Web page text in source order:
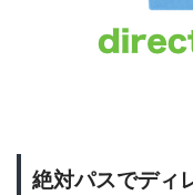
絶対パスでディ